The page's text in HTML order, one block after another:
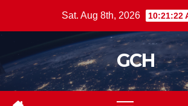
Sat. Aug 8th, 2026 10:21:22
GCH